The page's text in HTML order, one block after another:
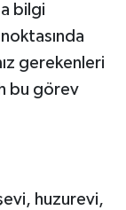
bilgi
gerekenleri
bu görev
huzurevi,